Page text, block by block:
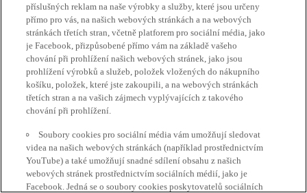
příslušných reklam na naše výrobky a služby, které jsou určeny
přímo pro vás, na našich webových stránkách a na webových
stránkách třetích stran, včetně platforem pro sociální média, jako
je Facebook, přizpůsobené přímo vám na základě vašeho
chování při prohlížení našich webových stránek, jako jsou
prohlížení výrobků a služeb, položek vložených do nákupního
košíku, položek, které jste zakoupili, a na webových stránkách
třetích stran a na vašich zájmech vyplývajících z takového
chování při prohlížení.
Soubory cookies pro sociální média vám umožňují sledovat
videa na našich webových stránkách (například prostřednictvím
YouTube) a také umožňují snadné sdílení obsahu z našich
webových stránek prostřednictvím sociálních médií, jako je
Facebook. Jedná se o soubory cookies poskytovatelů sociálních